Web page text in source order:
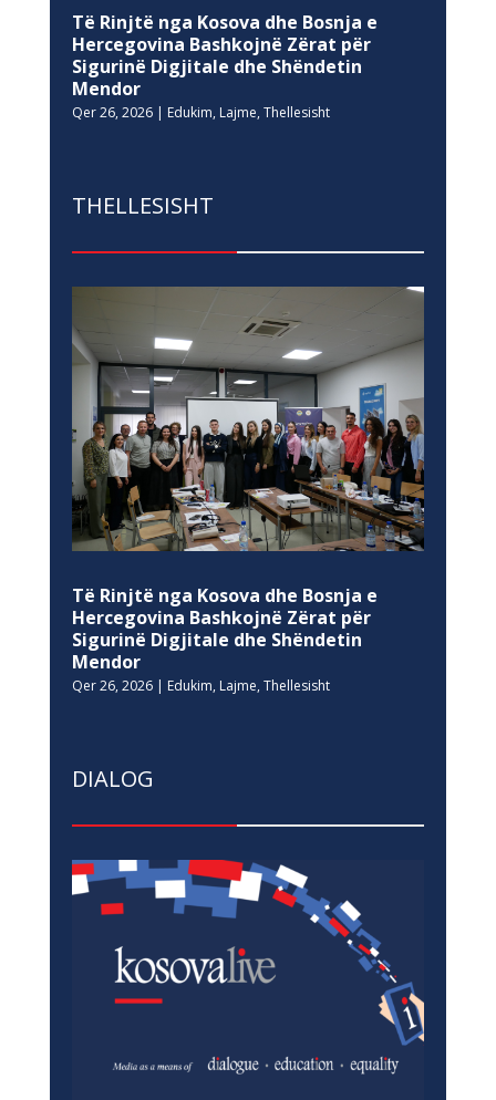
Të Rinjtë nga Kosova dhe Bosnja e
Hercegovina Bashkojnë Zërat për
Sigurinë Digjitale dhe Shëndetin
Mendor
Qer 26, 2026| Edukim, Lajme, Thellesisht
THELLESISHT
Të Rinjtë nga Kosova dhe Bosnja e
Hercegovina Bashkojnë Zërat për
Sigurinë Digjitale dhe Shëndetin
Mendor
Qer 26, 2026| Edukim, Lajme, Thellesisht
DIALOG